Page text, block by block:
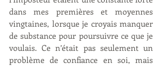
dans mes premières et moyennes
vingtaines, lorsque je croyais manquer
de substance pour poursuivre ce que je
voulais. Ce n’était pas seulement un
problème de confiance en soi, mais